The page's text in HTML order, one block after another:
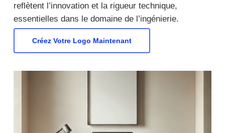
reflètent l’innovation et la rigueur technique,
essentielles dans le domaine de l’ingénierie.
Créez Votre Logo Maintenant